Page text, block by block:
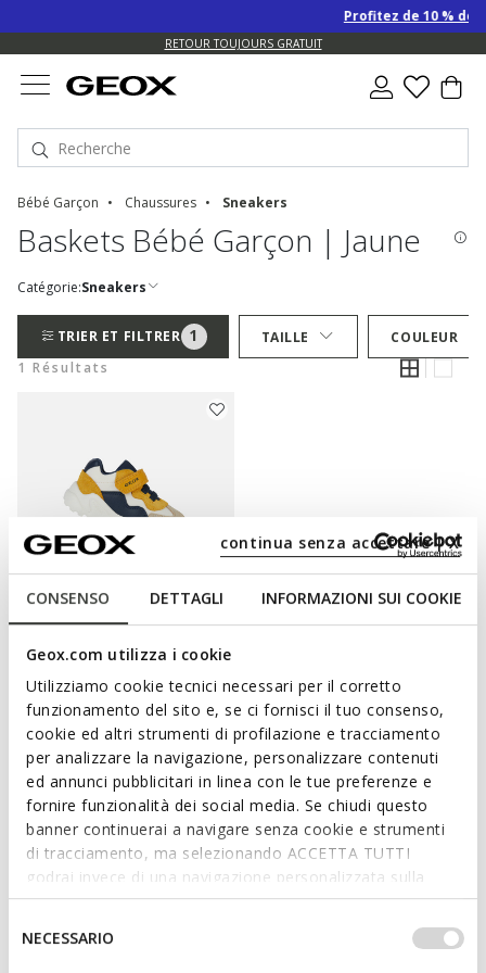
CONSENSO DETTAGLI INFORMAZIONI SUI COOKIE
Geox.com utilizza i cookie
Utilizziamo cookie tecnici necessari per il corretto
funzionamento del sito e, se ci fornisci il tuo consenso,
cookie ed altri strumenti di profilazione e tracciamento
per analizzare la navigazione, personalizzare contenuti
ed annunci pubblicitari in linea con le tue preferenze e
fornire funzionalità dei social media. Se chiudi questo
banner continuerai a navigare senza cookie e strumenti
di tracciamento, ma selezionando ACCETTA TUTTI
godrai invece di una navigazione personalizzata sulla
base dei tuoi gusti ed interessi. Selezionando
IMPOSTAZIONI potrai anche scegliere quali cookies ed
altri strumenti di tracciamento autorizzare. Per maggiori
del
NECESSARIO
continua senza accettare | X
Profitez de 10 % de
RETOUR TOUJOURS GRATUIT
Bébé Garçon Chaussures Sneakers
Baskets Bébé Garçon | Jaune
Catégorie:Sneakers
TRIER ET FILTRER 1 TAILLE
COULEUR
1 Résultats
CIUFCIUF BÉBÉ
4 COULEURS
ENCOURAGEZ SES PREMIERS PAS AVEC
STYLE
Dès ses premiers mois, il est fondamental de garantir confort,
maintien et protection aux petits pieds en pleine croissance de
votre enfant. C’est pourquoi, dans la collection de sneakers pour